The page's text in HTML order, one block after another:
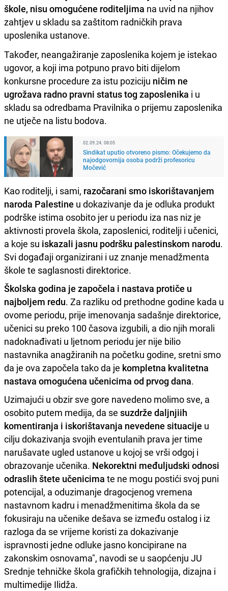
škole, nisu omogućene roditeljima na uvid na njihov
zahtjev u skladu sa zaštitom radničkih prava
uposlenika ustanove.
Također, neangažiranje zaposlenika kojem je istekao
ugovor, a koji ima potpuno pravo biti dijelom
konkursne procedure za istu poziciju ničim ne
ugrožava radno pravni status tog zaposlenika i u
skladu sa odredbama Pravilnika o prijemu zaposlenika
ne utječe na listu bodova.
02.09.24. 08:05
Sindikat uputio otvoreno pismo: Očekujemo da
najodgovornija osoba podrži profesoricu
Močević
Kao roditelji, i sami, razočarani smo iskorištavanjem
naroda Palestine u dokazivanje da je odluka produkt
podrške istima osobito jer u periodu iza nas niz je
aktivnosti provela škola, zaposlenici, roditelji i učenici,
a koje su iskazali jasnu podršku palestinskom narodu.
Svi događaji organizirani i uz znanje menadžmenta
škole te saglasnosti direktorice.
Školska godina je započela i nastava protiče u
najboljem redu. Za razliku od prethodne godine kada u
ovome periodu, prije imenovanja sadašnje direktorice,
učenici su preko 100 časova izgubili, a dio njih morali
nadoknađivati u ljetnom periodu jer nije bilio
nastavnika anagžiranih na početku godine, sretni smo
da je ova započela tako da je kompletna kvalitetna
nastava omogućena učenicima od prvog dana.
Uzimajući u obzir sve gore navedeno molimo sve, a
osobito putem medija, da se suzdrže daljnjiih
komentiranja i iskorištavanja nevedene situacije u
cilju dokazivanja svojih eventulanih prava jer time
narušavate ugled ustanove u kojoj se vrši odgoj i
obrazovanje učenika. Nekorektni međuljudski odnosi
odraslih štete učenicima te ne mogu postići svoj puni
potencijal, a oduzimanje dragocjenog vremena
nastavnom kadru i menadžmenitima škola da se
fokusiraju na učenike dešava se između ostalog i iz
razloga da se vrijeme koristi za dokazivanje
ispravnosti jedne odluke jasno koncipirane na
zakonskim osnovama", navodi se u saopćenju JU
Srednje tehničke škola grafičkih tehnologija, dizajna i
multimedije Ilidža.